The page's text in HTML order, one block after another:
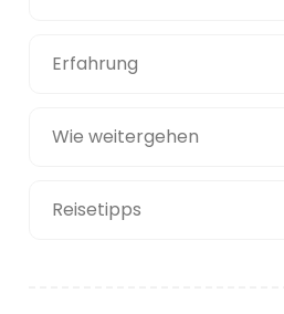
Erfahrung
Wie weitergehen
Reisetipps